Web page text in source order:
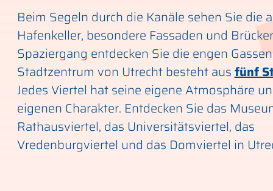
Beim Segeln durch die Kanäle sehen Sie die
Hafenkeller, besondere Fassaden und
Spaziergang entdecken Sie die engen
Stadtzentrum von Utrecht besteht ausfünf
Jedes Viertel hat seine eigene Atmosphäre
eigenen Charakter. Entdecken Sie das
Rathausviertel, das Universitätsviertel, das
Vredenburgviertel und das Domviertel in